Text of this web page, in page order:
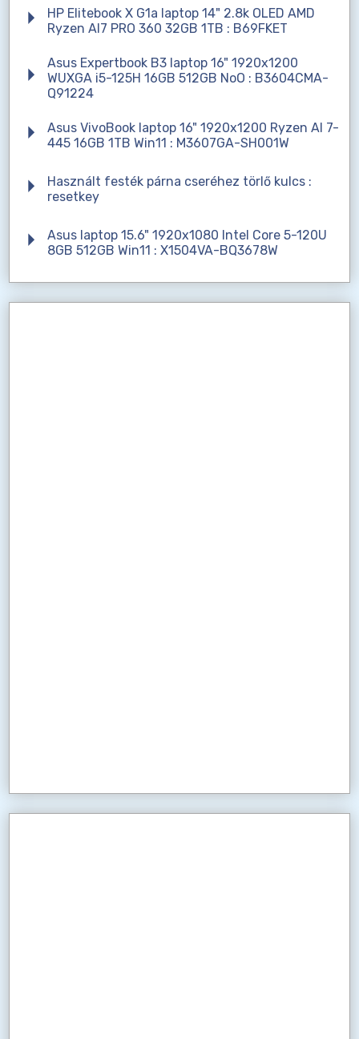
HP Elitebook X G1a laptop 14" 2.8k OLED AMD
Ryzen AI7 PRO 360 32GB 1TB : B69FKET
Asus Expertbook B3 laptop 16" 1920x1200
WUXGA i5-125H 16GB 512GB NoO : B3604CMA-
Q91224
Asus VivoBook laptop 16" 1920x1200 Ryzen AI 7-
445 16GB 1TB Win11 : M3607GA-SH001W
Használt festék párna cseréhez törlő kulcs :
resetkey
Asus laptop 15.6" 1920x1080 Intel Core 5-120U
8GB 512GB Win11 : X1504VA-BQ3678W